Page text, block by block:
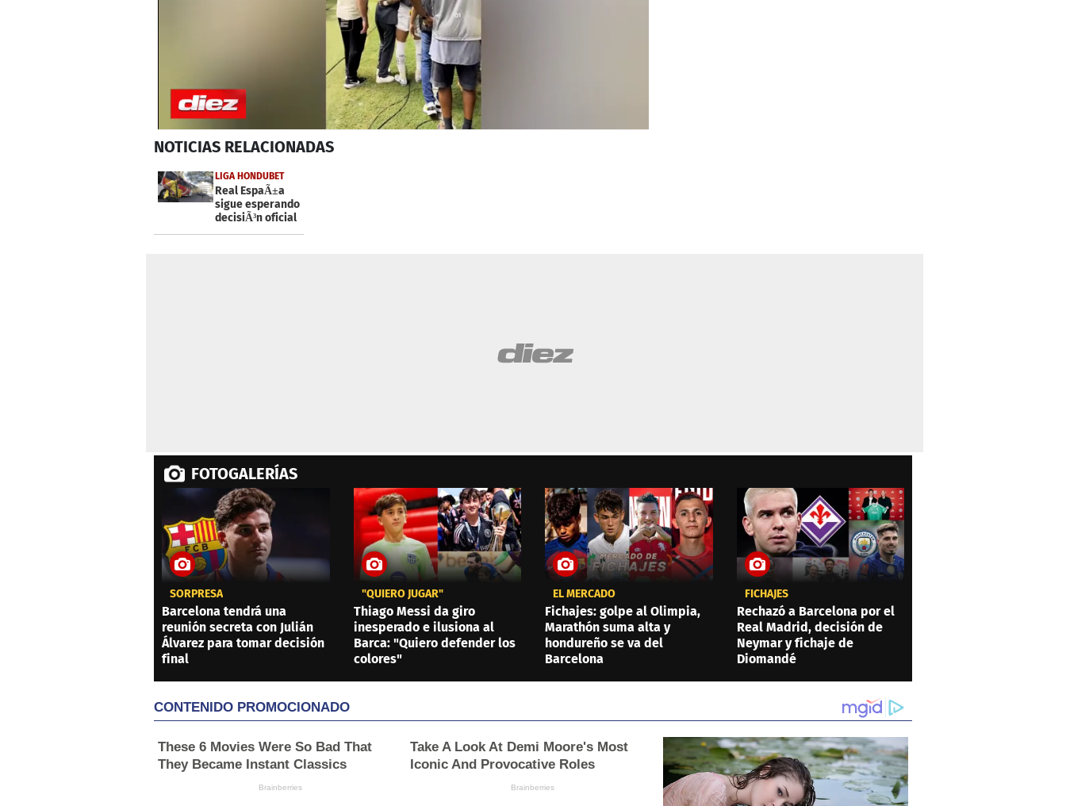
seconds
1
minute,
40
Volume
NOTICIAS RELACIONADAS
LIGA HONDUBET
Real EspaÃ±a
sigue esperando
decisiÃ³n oficial
de la Liga
FOTOGALERÍAS
SORPRESA
Barcelona tendrá una
reunión secreta con Julián
Álvarez para tomar decisión
final
"QUIERO JUGAR"
Thiago Messi da giro
inesperado e ilusiona al
Barca: "Quiero defender los
colores"
EL MERCADO
Fichajes: golpe al Olimpia,
Marathón suma alta y
hondureño se va del
Barcelona
FICHAJES
Rechazó a Barcelona por el
Real Madrid, decisión de
Neymar y fichaje de
Diomandé